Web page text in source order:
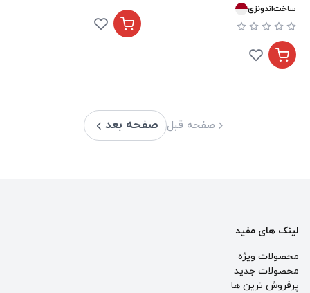
ساختاندونزی
صفحه قبل صفحه بعد
لینک های مفید
محصولات ویژه
محصولات جدید
پرفروش ترین‌ ها